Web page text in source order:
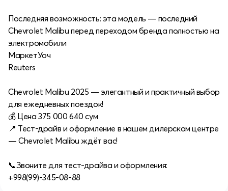
Последняя возможность: эта модель — последний
Chevrolet Malibu перед переходом бренда полностью на
электромобили
МаркетУоч
Reuters
Chevrolet Malibu 2025 — элегантный и практичный выбор
для ежедневных поездок!
💰 Цена 375 000 640 сум
📍 Тест-драйв и оформление в нашем дилерском центре
— Chevrolet Malibu ждёт вас!
📞Звоните для тест‑драйва и оформления:
+998(99)-345-08-88